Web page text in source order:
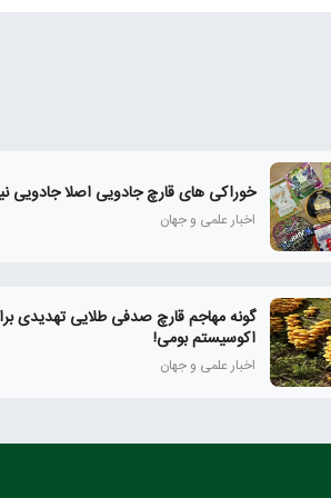
خوراکی های قارچ جادویی اصلا جادویی
اخبار علمی و جهان
گونه مهاجم قارچ صدفی طلایی تهدیدی
اکوسیستم بومی!
اخبار علمی و جهان